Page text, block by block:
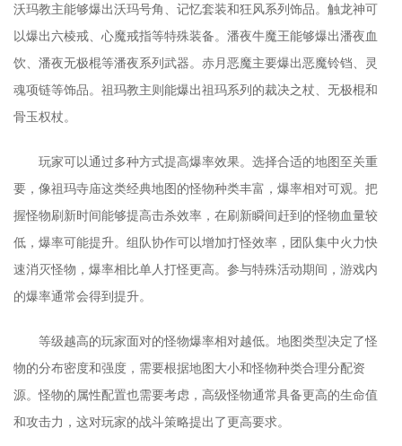
沃玛教主能够爆出沃玛号角、记忆套装和狂风系列饰品。触龙神可
以爆出六棱戒、心魔戒指等特殊装备。潘夜牛魔王能够爆出潘夜血
饮、潘夜无极棍等潘夜系列武器。赤月恶魔主要爆出恶魔铃铛、灵
魂项链等饰品。祖玛教主则能爆出祖玛系列的裁决之杖、无极棍和
骨玉权杖。
玩家可以通过多种方式提高爆率效果。选择合适的地图至关重
要，像祖玛寺庙这类经典地图的怪物种类丰富，爆率相对可观。把
握怪物刷新时间能够提高击杀效率，在刷新瞬间赶到的怪物血量较
低，爆率可能提升。组队协作可以增加打怪效率，团队集中火力快
速消灭怪物，爆率相比单人打怪更高。参与特殊活动期间，游戏内
的爆率通常会得到提升。
等级越高的玩家面对的怪物爆率相对越低。地图类型决定了怪
物的分布密度和强度，需要根据地图大小和怪物种类合理分配资
源。怪物的属性配置也需要考虑，高级怪物通常具备更高的生命值
和攻击力，这对玩家的战斗策略提出了更高要求。